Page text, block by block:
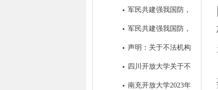
秋季招生进入尾声
军民共建强我国防，
南充开大办“拥军班” ----南充开
仪式圆满举行
军民共建强我国防，
南充开大办“拥军班” ----南充开
仪式圆满举行
声明：关于不法机构
冒用我校名义进行虚假招生的郑
四川开放大学关于不
法机构冒用我校名义进行虚假招
南充开放大学2023年